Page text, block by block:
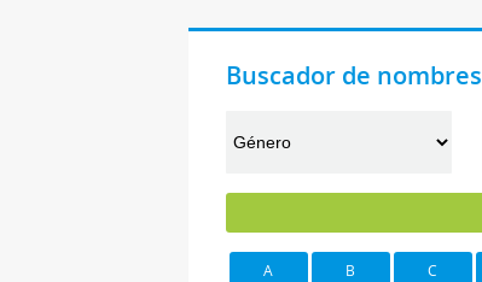
Buscador de nombres
A B C